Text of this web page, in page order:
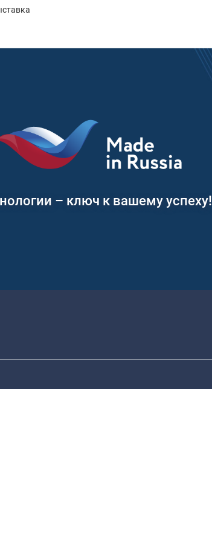
– ключ к вашему успеху!